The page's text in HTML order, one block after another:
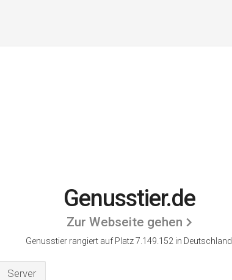
Genusstier.de
Zur Webseite gehen
Genusstier rangiert auf Platz 7.149.152 in Deutschland.
Server